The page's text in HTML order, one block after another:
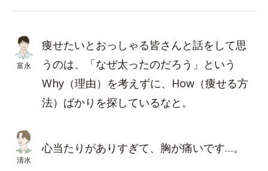
富永
痩せたいとおっしゃる皆さんと話をして思
うのは、「なぜ太ったのだろう」という
Why（理由）を考えずに、How（痩せる方
法）ばかりを探しているなと。
清水
心当たりがありすぎて、胸が痛いです…。